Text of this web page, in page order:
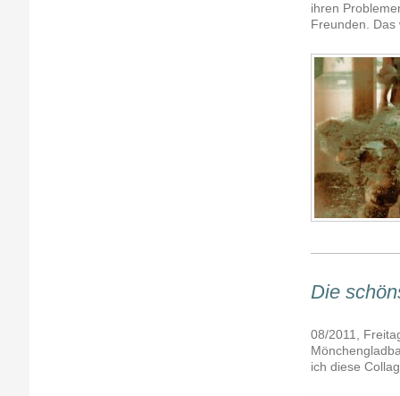
ihren
Freunden. Das
Die
08/2011,
ich diese